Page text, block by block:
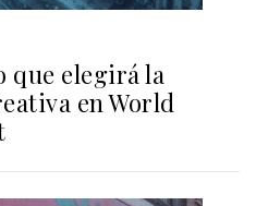
que elegirá la
en World